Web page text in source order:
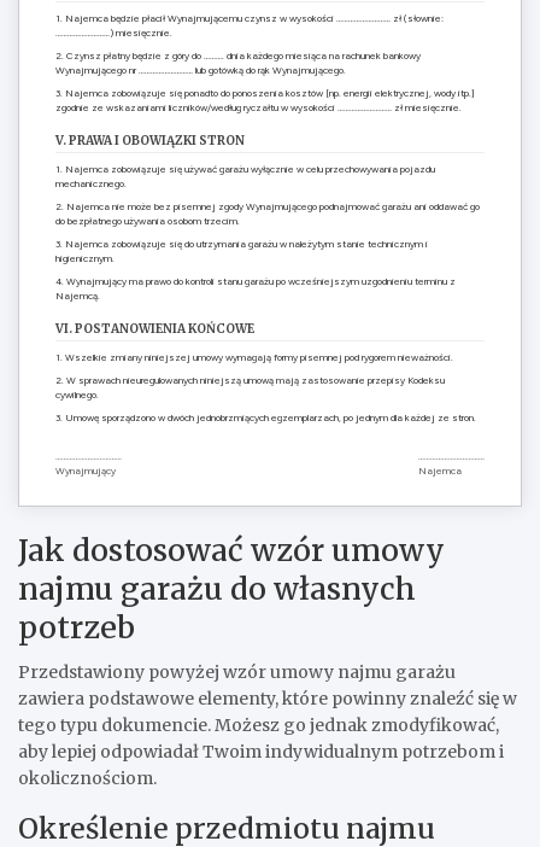
1. Najemca będzie płacił Wynajmującemu czynsz w wysokości ……………………… zł (słownie:
………………………) miesięcznie.
2. Czynsz płatny będzie z góry do ………. dnia każdego miesiąca na rachunek bankowy
Wynajmującego nr ……………………… lub gotówką do rąk Wynajmującego.
3. Najemca zobowiązuje się ponadto do ponoszenia kosztów [np. energii elektrycznej, wody itp.]
zgodnie ze wskazaniami liczników/według ryczałtu w wysokości ……………………… zł miesięcznie.
V. PRAWA I OBOWIĄZKI STRON
1. Najemca zobowiązuje się używać garażu wyłącznie w celu przechowywania pojazdu
mechanicznego.
2. Najemca nie może bez pisemnej zgody Wynajmującego podnajmować garażu ani oddawać go
do bezpłatnego używania osobom trzecim.
3. Najemca zobowiązuje się do utrzymania garażu w należytym stanie technicznym i
higienicznym.
4. Wynajmujący ma prawo do kontroli stanu garażu po wcześniejszym uzgodnieniu terminu z
Najemcą.
VI. POSTANOWIENIA KOŃCOWE
1. Wszelkie zmiany niniejszej umowy wymagają formy pisemnej pod rygorem nieważności.
2. W sprawach nieuregulowanych niniejszą umową mają zastosowanie przepisy Kodeksu
cywilnego.
3. Umowę sporządzono w dwóch jednobrzmiących egzemplarzach, po jednym dla każdej ze stron.
Wynajmujący
Najemca
Jak dostosować wzór umowy
najmu garażu do własnych
potrzeb
Przedstawiony powyżej wzór umowy najmu garażu
zawiera podstawowe elementy, które powinny znaleźć się w
tego typu dokumencie. Możesz go jednak zmodyfikować,
aby lepiej odpowiadał Twoim indywidualnym potrzebom i
okolicznościom.
Określenie przedmiotu najmu